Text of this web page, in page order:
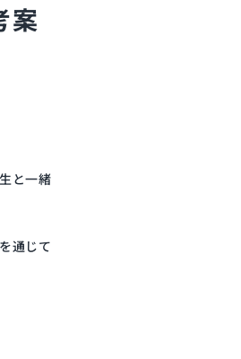
案
と一緒
通じて